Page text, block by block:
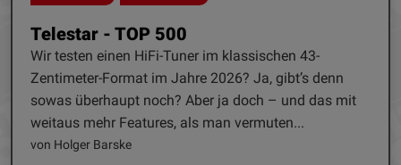
Telestar - TOP 500
Wir testen einen HiFi-Tuner im klassischen 43-
Zentimeter-Format im Jahre 2026? Ja, gibt’s denn
sowas überhaupt noch? Aber ja doch – und das mit
weitaus mehr Features, als man vermuten...
von Holger Barske